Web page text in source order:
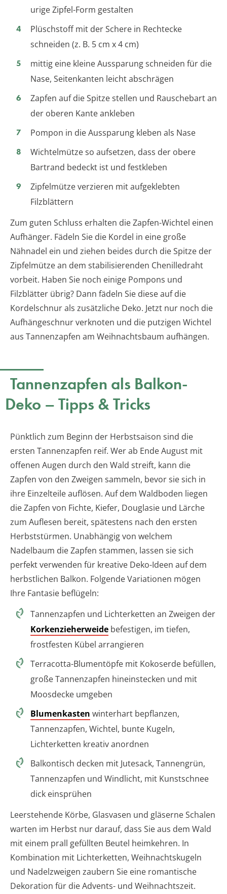
urige Zipfel-Form gestalten
Plüschstoff mit der Schere in Rechtecke
schneiden (z. B. 5 cm x 4 cm)
mittig eine kleine Aussparung schneiden für die
Nase, Seitenkanten leicht abschrägen
Zapfen auf die Spitze stellen und Rauschebart an
der oberen Kante ankleben
Pompon in die Aussparung kleben als Nase
Wichtelmütze so aufsetzen, dass der obere
Bartrand bedeckt ist und festkleben
Zipfelmütze verzieren mit aufgeklebten
Filzblättern
Zum guten Schluss erhalten die Zapfen-Wichtel einen
Aufhänger. Fädeln Sie die Kordel in eine große
Nähnadel ein und ziehen beides durch die Spitze der
Zipfelmütze an dem stabilisierenden Chenilledraht
vorbeit. Haben Sie noch einige Pompons und
Filzblätter übrig? Dann fädeln Sie diese auf die
Kordelschnur als zusätzliche Deko. Jetzt nur noch die
Aufhängeschnur verknoten und die putzigen Wichtel
aus Tannenzapfen am Weihnachtsbaum aufhängen.
Tannenzapfen als Balkon-
Deko – Tipps & Tricks
Pünktlich zum Beginn der Herbstsaison sind die
ersten Tannenzapfen reif. Wer ab Ende August mit
offenen Augen durch den Wald streift, kann die
Zapfen von den Zweigen sammeln, bevor sie sich in
ihre Einzelteile auflösen. Auf dem Waldboden liegen
die Zapfen von Fichte, Kiefer, Douglasie und Lärche
zum Auflesen bereit, spätestens nach den ersten
Herbststürmen. Unabhängig von welchem
Nadelbaum die Zapfen stammen, lassen sie sich
perfekt verwenden für kreative Deko-Ideen auf dem
herbstlichen Balkon. Folgende Variationen mögen
Ihre Fantasie beflügeln:
Tannenzapfen und Lichterketten an Zweigen der
Korkenzieherweide befestigen, im tiefen,
frostfesten Kübel arrangieren
Terracotta-Blumentöpfe mit Kokoserde befüllen,
große Tannenzapfen hineinstecken und mit
Moosdecke umgeben
Blumenkasten winterhart bepflanzen,
Tannenzapfen, Wichtel, bunte Kugeln,
Lichterketten kreativ anordnen
Balkontisch decken mit Jutesack, Tannengrün,
Tannenzapfen und Windlicht, mit Kunstschnee
dick einsprühen
Leerstehende Körbe, Glasvasen und gläserne Schalen
warten im Herbst nur darauf, dass Sie aus dem Wald
mit einem prall gefüllten Beutel heimkehren. In
Kombination mit Lichterketten, Weihnachtskugeln
und Nadelzweigen zaubern Sie eine romantische
Dekoration für die Advents- und Weihnachtszeit.